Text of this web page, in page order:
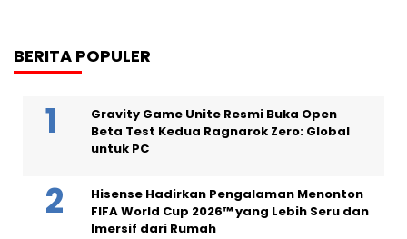
BERITA POPULER
Gravity Game Unite Resmi Buka Open
Beta Test Kedua Ragnarok Zero: Global
untuk PC
Hisense Hadirkan Pengalaman Menonton
FIFA World Cup 2026™ yang Lebih Seru dan
Imersif dari Rumah